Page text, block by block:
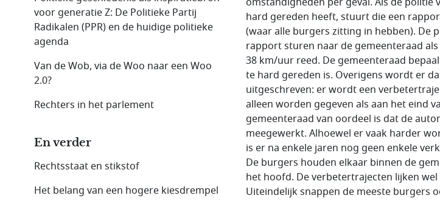
hard gereden heeft, stuurt die een
(waar alle burgers zitting in hebben). De
rapport sturen naar de gemeenteraad
38 km/uur reed. De gemeenteraad
te hard gereden is. Overigens wordt er
uitgeschreven: er wordt een
alleen worden gegeven als aan het eind
gemeenteraad van oordeel is dat de
meegewerkt. Alhoewel er vaak harder
is er na enkele jaren nog geen enkele
De burgers houden elkaar binnen de
het hoofd. De verbetertrajecten lijken
Uiteindelijk snappen de meeste burgers
voor generatie Z: De Politieke Partij
Radikalen (PPR) en de huidige politieke
agenda
Van de Wob, via de Woo naar een Woo
2.0?
Rechters in het parlement
En verder
Rechtsstaat en stikstof
Het belang van een hogere kiesdrempel